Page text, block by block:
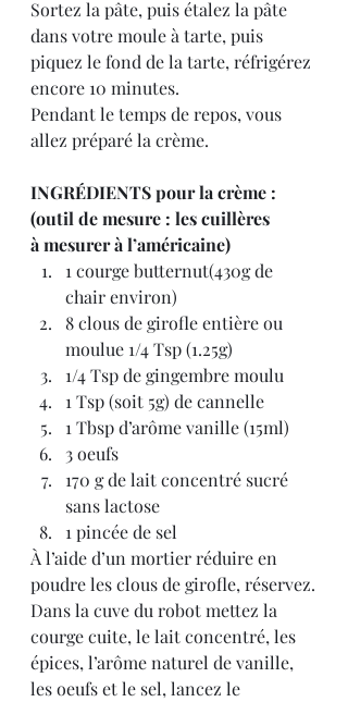
Sortez la pâte, puis étalez la pâte
dans votre moule à tarte, puis
piquez le fond de la tarte, réfrigérez
encore 10 minutes.
Pendant le temps de repos, vous
allez préparé la crème.
INGRÉDIENTS pour la crème :
(outil de mesure : les cuillères
à mesurer à l’américaine)
1 courge butternut(430g de
chair environ)
8 clous de girofle entière ou
moulue 1/4 Tsp (1.25g)
1/4 Tsp de gingembre moulu
1 Tsp (soit 5g) de cannelle
1 Tbsp d’arôme vanille (15ml)
3 oeufs
170 g de lait concentré sucré
sans lactose
1 pincée de sel
À l’aide d’un mortier réduire en
poudre les clous de girofle, réservez.
Dans la cuve du robot mettez la
courge cuite, le lait concentré, les
épices, l’arôme naturel de vanille,
les oeufs et le sel, lancez le